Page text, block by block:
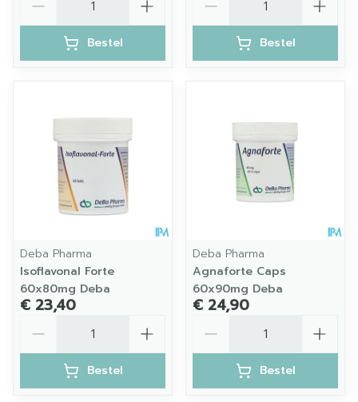
Bestel Bestel
Deba Pharma
Isoflavonal Forte
60x80mg Deba
€ 23,40
Bestel
Deba Pharma
Agnaforte Caps
60x90mg Deba
€ 24,90
Bestel